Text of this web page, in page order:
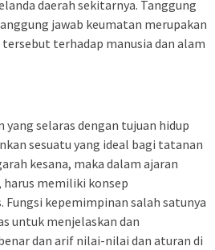
daerah sekitarnya. Tanggung
jawab keumatan merupakan
terhadap manusia dan alam
yang selaras dengan tujuan hidup
sesuatu yang ideal bagi tatanan
kesana, maka dalam ajaran
memiliki konsep
Fungsi kepemimpinan salah satunya
untuk menjelaskan dan
dan arif nilai-nilai dan aturan di